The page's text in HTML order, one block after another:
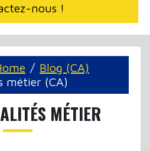
nous !
Blog (CA)
métier (CA)
MÉTIER